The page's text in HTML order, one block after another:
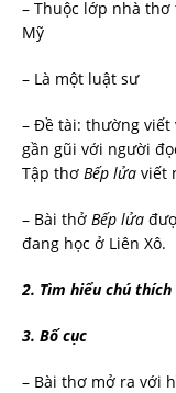
– Thuộc lớp nhà
Mỹ
– Là một luật sư
– Đề tài: thường viết
gần gũi với người
Tập thơ Bếp lửa viết
– Bài thở Bếp lửa
đang học ở Liên Xô.
2. Tìm hiểu chú thích
3. Bố cục
– Bài thơ mở ra với